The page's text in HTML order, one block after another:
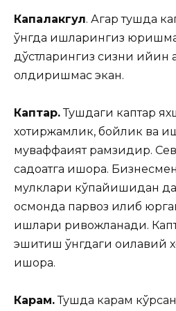
Капалакгул. Агар тушда
ўнгда ишларингиз
дўстларингиз сизни қийин
қолдиришмас экан.
Каптар.Тушдаги каптар
хотиржамлик, бойлик ва
муваффақият рамзидир.
садоқатга ишора.
мулклари кўпайишидан
осмонда парвоз қилиб
ишлари ривожланади.
эшитиш ўнгдаги оилавий
ишора.
Карам.Тушда карам